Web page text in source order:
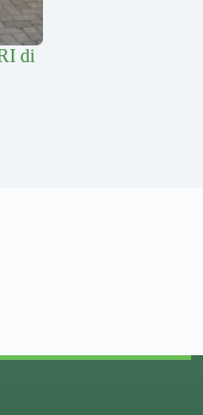
di